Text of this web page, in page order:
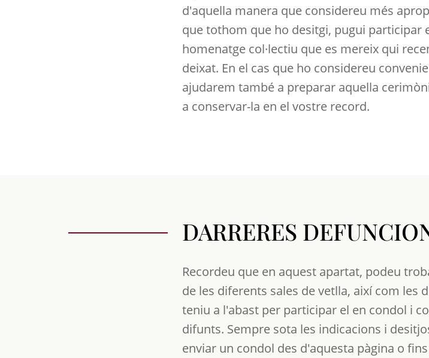
d'aquella manera que considereu més
que tothom que ho desitgi, pugui participar
homenatge col·lectiu que es mereix qui
deixat. En el cas que ho considereu
ajudarem també a preparar aquella
a conservar-la en el vostre record.
DARRERES
Recordeu que en aquest apartat, podeu
de les diferents sales de vetlla, així com les
teniu a l'abast per participar el en condol i
difunts. Sempre sota les indicacions i
enviar un condol des d'aquesta pàgina o